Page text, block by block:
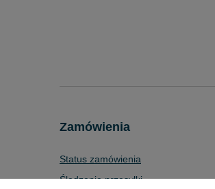
Zamówienia
Status zamówienia
Śledzenie przesyłki